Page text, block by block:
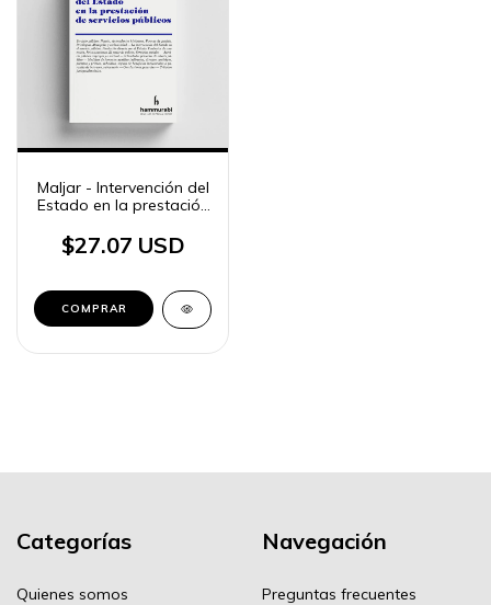
Maljar - Intervención del
Estado en la prestación
$27.07 USD
Categorías
Quienes somos
Navegación
Preguntas frecuentes